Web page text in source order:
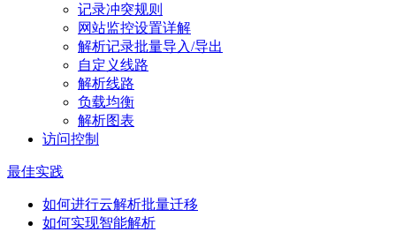
记录冲突规则
网站监控设置详解
解析记录批量导入/导出
自定义线路
解析线路
负载均衡
解析图表
访问控制
最佳实践
如何进行云解析批量迁移
如何实现智能解析